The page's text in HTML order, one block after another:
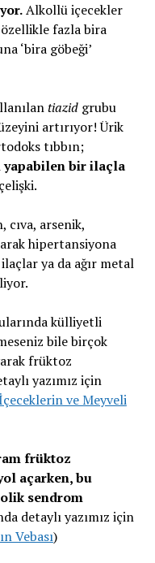
Alkollü içecekler
fazla bira
‘bira göbeği’
tiazidgrubu
artırıyor! Ürik
tıbbın;
yapabilen bir ilaçla
cıva, arsenik,
hipertansiyona
ya da ağır metal
külliyetli
bile birçok
früktoz
yazımız için
ve Meyveli
früktoz
açarken, bu
sendrom
detaylı yazımız için
Vebası)